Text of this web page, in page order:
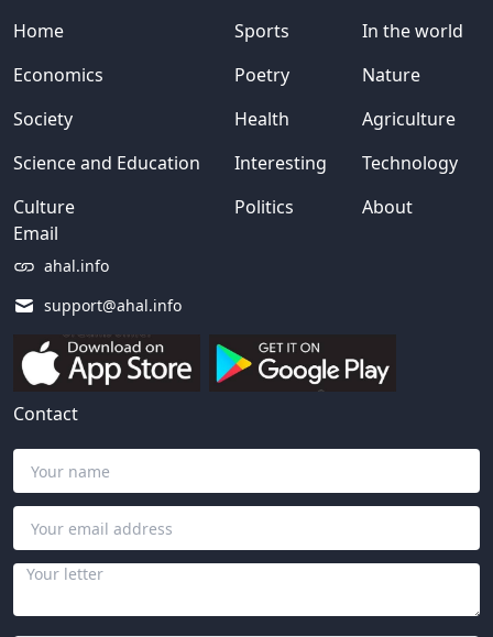
Email
ahal.info
support@ahal.info
Home
Economics
Society
Science and Education
Culture
Sports
Poetry
Health
Interesting
Politics
In the world
Nature
Agriculture
Technology
About
Contact